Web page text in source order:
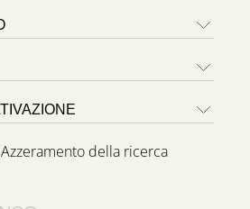
Azzeramento della ricerca